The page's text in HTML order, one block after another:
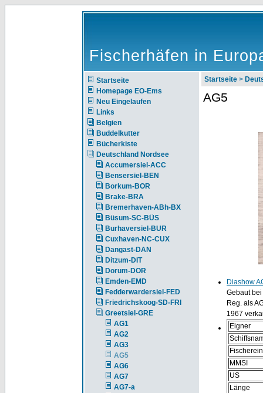
Fischerhäfen in
Startseite
Homepage EO-Ems
Neu Eingelaufen
Links
Belgien
Buddelkutter
Bücherkiste
Deutschland Nordsee
Accumersiel-ACC
Bensersiel-BEN
Borkum-BOR
Brake-BRA
Bremerhaven-ABh-BX
Büsum-SC-BÜS
Burhaversiel-BUR
Cuxhaven-NC-CUX
Dangast-DAN
Ditzum-DIT
Dorum-DOR
Emden-EMD
Fedderwardersiel-FED
Friedrichskoog-SD-FRI
Greetsiel-GRE
AG1
AG2
AG3
AG5
AG6
AG7
AG7-a
Startseite >
AG5
Diashow
Gebaut
Reg. als
1967
Eigner
MMSI
US
Länge